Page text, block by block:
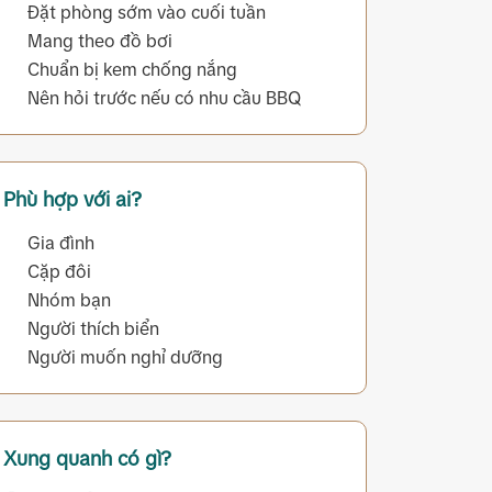
Đặt phòng sớm vào cuối tuần
Mang theo đồ bơi
Chuẩn bị kem chống nắng
Nên hỏi trước nếu có nhu cầu BBQ
Phù hợp với ai?
Gia đình
Cặp đôi
Nhóm bạn
Người thích biển
Người muốn nghỉ dưỡng
Xung quanh có gì?